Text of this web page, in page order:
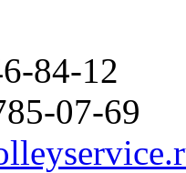
84-12
07-69